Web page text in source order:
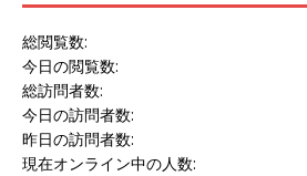
総閲覧数:
今日の閲覧数:
総訪問者数:
今日の訪問者数:
昨日の訪問者数:
現在オンライン中の人数: